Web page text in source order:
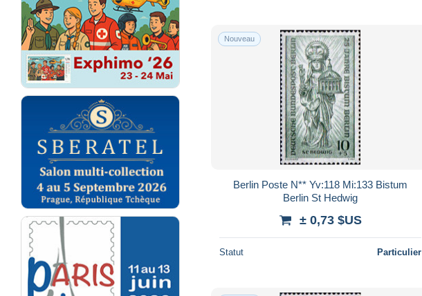
Nouveau
Berlin Poste N** Yv:118 Mi:133 Bistum
Berlin St Hedwig
± 0,73 $US
Statut Particulier